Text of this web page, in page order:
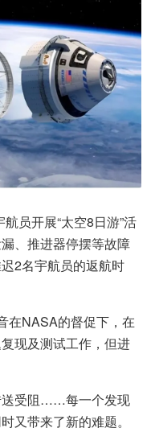
员开展“太空8日游”活
、推进器停摆等故障
2名宇航员的返航时
在NASA的督促下，在
现及测试工作，但进
送受阻……每一个发现
又带来了新的难题。